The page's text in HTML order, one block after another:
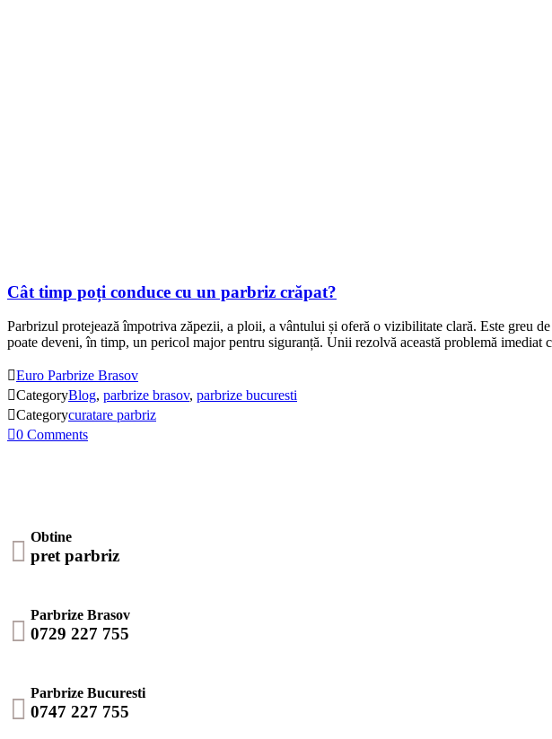
Cât timp poți conduce cu un parbriz crăpat?
Parbrizul protejează împotriva zăpezii, a ploii, a vântului și oferă o vizibilitate clară. Este greu
poate deveni, în timp, un pericol major pentru siguranță. Unii rezolvă această problemă imediat
Euro Parbrize Brasov
CategoryBlog, parbrize brasov, parbrize bucuresti
Categorycuratare parbriz
0 Comments
 Obtine
pret parbriz

Parbrize Brasov
0729 227 755

Parbrize Bucuresti
0747 227 755